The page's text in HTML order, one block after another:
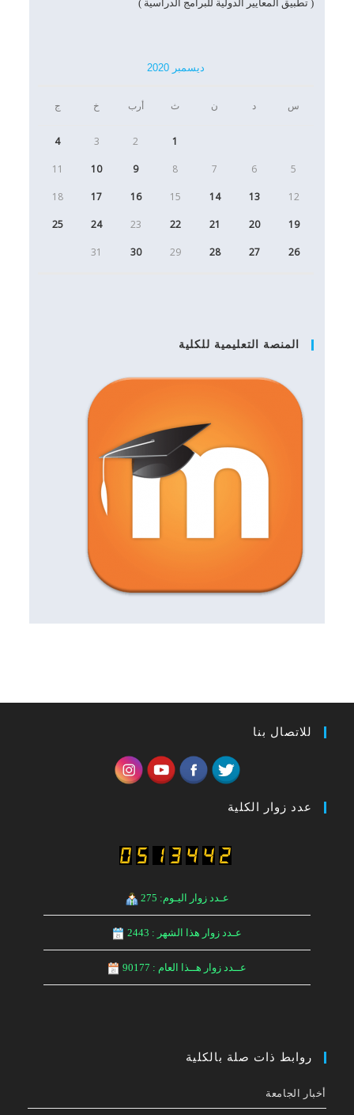
( تطبيق المعايير الدولية للبرامج الدراسية )
ديسمبر 2020
س د ن ث أرب خ ج
1
2
3
4
5
6
7
8
9
10
11
12
13
14
15
16
17
18
19
20
21
22
23
24
25
26
27
28
29
30
31
المنصة التعليمية للكلية
للاتصال بنا
عدد زوار الكلية
عـدد زوار اليـوم: 275
عـدد زوار هذا الشهر : 2443
عــدد زوار هــذا العام : 90177
روابط ذات صلة بالكلية
أخبار الجامعة